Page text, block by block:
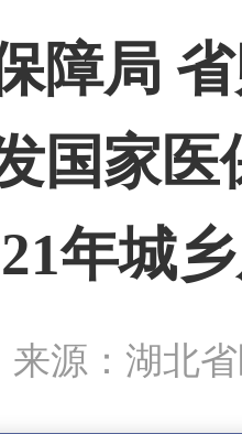
障局
国家医
年城
来源：湖北